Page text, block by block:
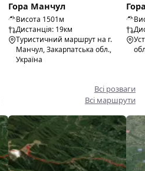
Гора Манчул
Висота 1501м
Дистанція: 19км
Туристичний маршрут на г.
Манчул, Закарпатська обл.,
Україна
Всі розваги
Всі маршрути